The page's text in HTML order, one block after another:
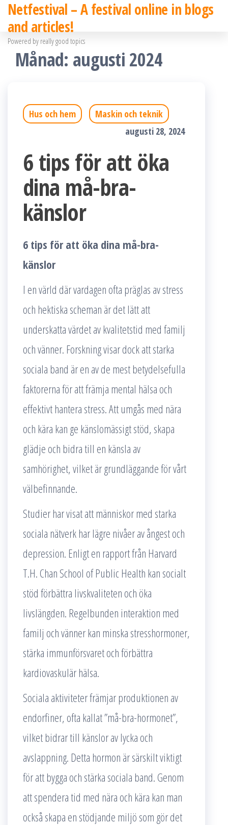
Hoppa
till
innehållet
Netfestival – A festival online in blogs
and articles!
Powered by really good topics
Månad: augusti 2024
Hus och hem
Maskin och teknik
augusti 28, 2024
6 tips för att öka
dina må-bra-
känslor
6 tips för att öka dina må-bra-
känslor
I en värld där vardagen ofta präglas av stress
och hektiska scheman är det lätt att
underskatta värdet av kvalitetstid med familj
och vänner. Forskning visar dock att starka
sociala band är en av de mest betydelsefulla
faktorerna för att främja mental hälsa och
effektivt hantera stress. Att umgås med nära
och kära kan ge känslomässigt stöd, skapa
glädje och bidra till en känsla av
samhörighet, vilket är grundläggande för vårt
välbefinnande.
Studier har visat att människor med starka
sociala nätverk har lägre nivåer av ångest och
depression. Enligt en rapport från Harvard
T.H. Chan School of Public Health kan socialt
stöd förbättra livskvaliteten och öka
livslängden. Regelbunden interaktion med
familj och vänner kan minska stresshormoner,
stärka immunförsvaret och förbättra
kardiovaskulär hälsa.
Sociala aktiviteter främjar produktionen av
endorfiner, ofta kallat ”må-bra-hormonet”,
vilket bidrar till känslor av lycka och
avslappning. Detta hormon är särskilt viktigt
för att bygga och stärka sociala band. Genom
att spendera tid med nära och kära kan man
också skapa en stödjande miljö som gör det